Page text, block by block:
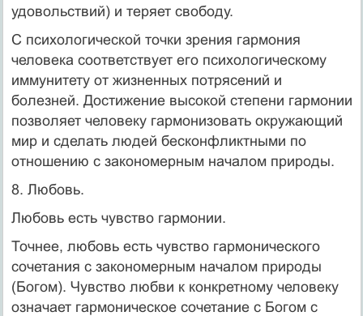
удовольствий) и теряет свободу.
С психологической точки зрения гармония
человека соответствует его психологическому
иммунитету от жизненных потрясений и
болезней. Достижение высокой степени гармонии
позволяет человеку гармонизовать окружающий
мир и сделать людей бесконфликтными по
отношению с закономерным началом природы.
8. Любовь.
Любовь есть чувство гармонии.
Точнее, любовь есть чувство гармонического
сочетания с закономерным началом природы
(Богом). Чувство любви к конкретному человеку
означает гармоническое сочетание с Богом с